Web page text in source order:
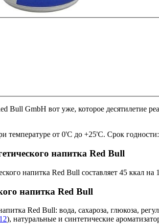
Bull GmbH вот уже, которое десятилетие
температуре от 0'C до +25'C. Срок
напитка Red Bull
напитка Red Bull составляет 45 ккал на
напитка Red Bull
Red Bull: вода, сахароза, глюкоза,
), натуральные и синтетические